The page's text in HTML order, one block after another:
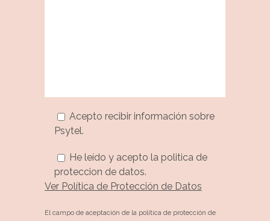
Acepto recibir información sobre
Psytel.
He leído y acepto la politica de
proteccion de datos.
Ver Política de Protección de Datos
El campo de aceptación de la política de protección de